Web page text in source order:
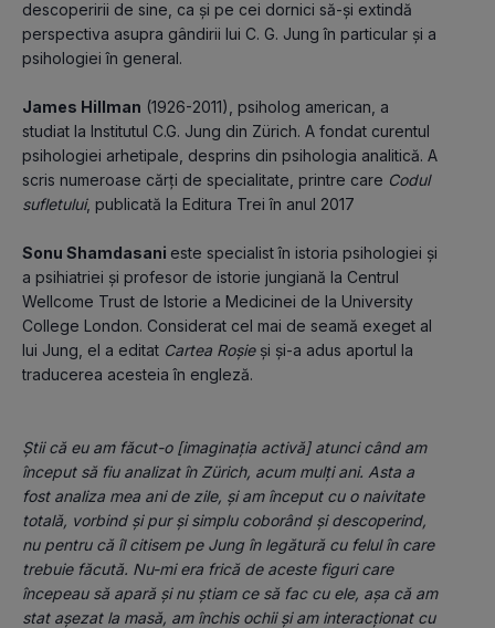
descoperirii de sine, ca şi pe cei dornici să-şi extindă
perspectiva asupra gândirii lui C. G. Jung în particular şi a
psihologiei în general.
James Hillman (1926-2011), psiholog american, a
studiat la Institutul C.G. Jung din Zürich. A fondat curentul
psihologiei arhetipale, desprins din psihologia analitică. A
scris numeroase cărţi de specialitate, printre care Codul
sufletului, publicată la Editura Trei în anul 2017
Sonu Shamdasani este specialist în istoria psihologiei şi
a psihiatriei şi profesor de istorie jungiană la Centrul
Wellcome Trust de Istorie a Medicinei de la University
College London. Considerat cel mai de seamă exeget al
lui Jung, el a editat Cartea Roşie şi şi-a adus aportul la
traducerea acesteia în engleză.
Știi că eu am făcut-o [imaginaţia activă] atunci când am
început să fiu analizat în Zürich, acum mulți ani. Asta a
fost analiza mea ani de zile, și am început cu o naivitate
totală, vorbind și pur şi simplu coborând și descoperind,
nu pentru că îl citisem pe Jung în legătură cu felul în care
trebuie făcută. Nu-mi era frică de aceste figuri care
începeau să apară și nu știam ce să fac cu ele, așa că am
stat așezat la masă, am închis ochii și am interacționat cu